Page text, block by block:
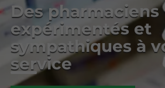
Des pharmaciens
expérimentés et
sympathiques à
service